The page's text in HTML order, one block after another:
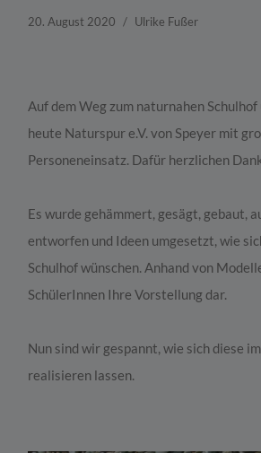
20. August 2020 Ulrike Fußer
Auf dem Weg zum naturnahen
heute Naturspur e.V. von Speyer mit
Personeneinsatz. Dafür herzlichen
Es wurde gehämmert, gesägt, gebaut,
entworfen und Ideen umgesetzt, wie
Schulhof wünschen. Anhand von
SchülerInnen Ihre Vorstellung dar.
Nun sind wir gespannt, wie sich diese
realisieren lassen.